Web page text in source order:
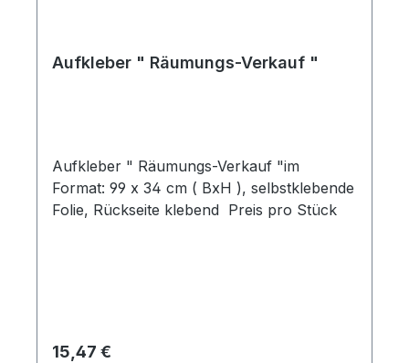
Aufkleber " Räumungs-Verkauf "
Aufkleber " Räumungs-Verkauf "im
Format: 99 x 34 cm ( BxH ), selbstklebende
Folie, Rückseite klebend Preis pro Stück
Regulärer Preis:
15,47 €